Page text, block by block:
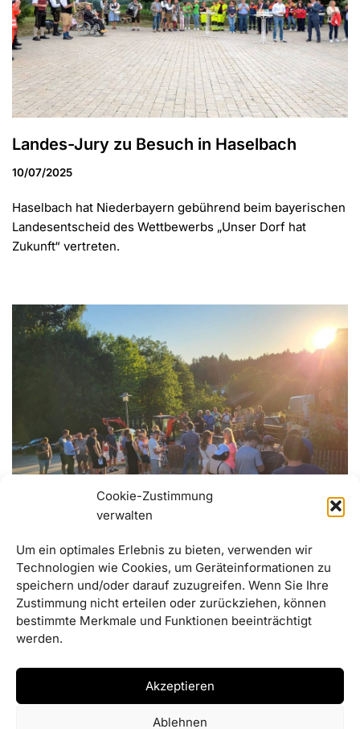
Cookie-Zustimmung
verwalten
Um ein optimales Erlebnis zu bieten, verwenden wir
Technologien wie Cookies, um Geräteinformationen zu
speichern und/oder darauf zuzugreifen. Wenn Sie Ihre
Zustimmung nicht erteilen oder zurückziehen, können
bestimmte Merkmale und Funktionen beeinträchtigt
werden.
Akzeptieren
Ablehnen
Landes-Jury zu Besuch in Haselbach
10/07/2025
Haselbach hat Niederbayern gebührend beim bayerischen
Landesentscheid des Wettbewerbs „Unser Dorf hat
Zukunft“ vertreten.
Landes-Jury kommt am Dienstag
03/07/2025
Landes-Jury kommt am Dienstag nach Haselbach.